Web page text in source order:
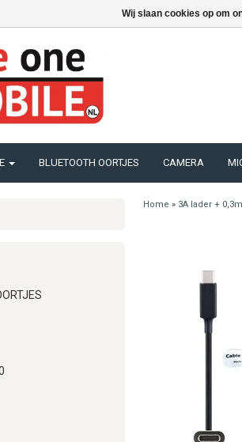
BLUETOOTH OORTJES CAMERA
Home » 3A lader +
Wij slaan cookies op om